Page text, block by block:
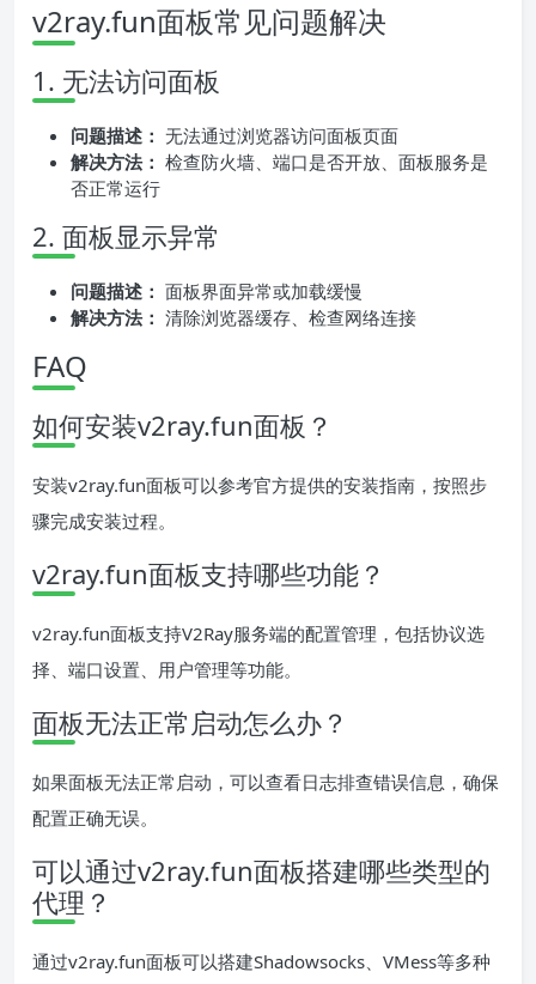
v2ray.fun面板常见问题解决
1. 无法访问面板
问题描述： 无法通过浏览器访问面板页面
解决方法： 检查防火墙、端口是否开放、面板服务是
否正常运行
2. 面板显示异常
问题描述： 面板界面异常或加载缓慢
解决方法： 清除浏览器缓存、检查网络连接
FAQ
如何安装v2ray.fun面板？
安装v2ray.fun面板可以参考官方提供的安装指南，按照步
骤完成安装过程。
v2ray.fun面板支持哪些功能？
v2ray.fun面板支持V2Ray服务端的配置管理，包括协议选
择、端口设置、用户管理等功能。
面板无法正常启动怎么办？
如果面板无法正常启动，可以查看日志排查错误信息，确保
配置正确无误。
可以通过v2ray.fun面板搭建哪些类型的
代理？
通过v2ray.fun面板可以搭建Shadowsocks、VMess等多种